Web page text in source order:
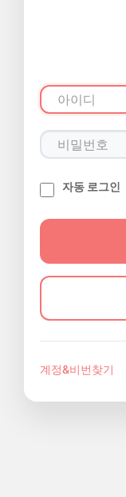
자동 로그인
계정&비번찾기